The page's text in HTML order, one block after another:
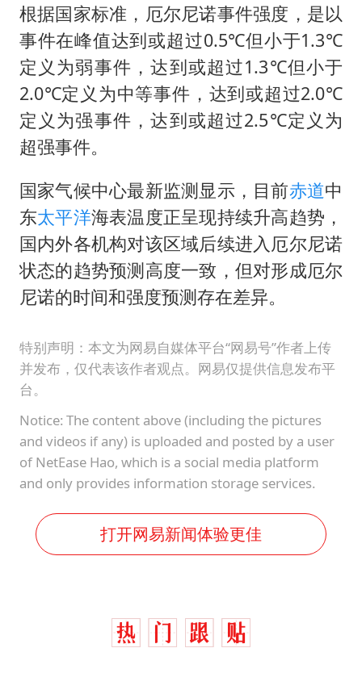
根据国家标准，厄尔尼诺事件强度，是以
事件在峰值达到或超过0.5℃但小于1.3℃
定义为弱事件，达到或超过1.3℃但小于
2.0℃定义为中等事件，达到或超过2.0℃
定义为强事件，达到或超过2.5℃定义为
超强事件。
国家气候中心最新监测显示，目前赤道中
东太平洋海表温度正呈现持续升高趋势，
国内外各机构对该区域后续进入厄尔尼诺
状态的趋势预测高度一致，但对形成厄尔
尼诺的时间和强度预测存在差异。
特别声明：本文为网易自媒体平台“网易号”作者上传
并发布，仅代表该作者观点。网易仅提供信息发布平
台。
Notice: The content above (including the pictures
and videos if any) is uploaded and posted by a user
of NetEase Hao, which is a social media platform
and only provides information storage services.
打开网易新闻体验更佳